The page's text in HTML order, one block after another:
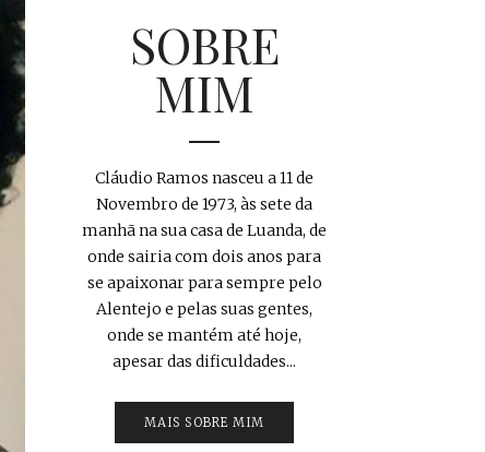
SOBRE
MIM
Cláudio Ramos nasceu a 11 de
Novembro de 1973, às sete da
manhã na sua casa de Luanda, de
onde sairia com dois anos para
se apaixonar para sempre pelo
Alentejo e pelas suas gentes,
onde se mantém até hoje,
apesar das dificuldades...
MAIS SOBRE MIM